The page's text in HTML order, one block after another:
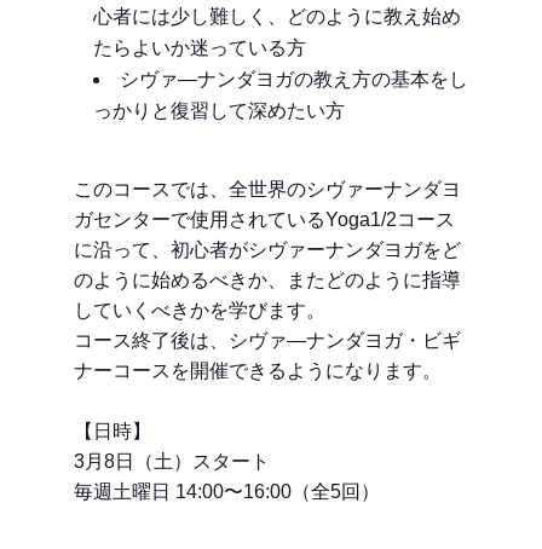
心者には少し難しく、どのように教え始め
たらよいか迷っている方
シヴァ―ナンダヨガの教え方の基本をし
っかりと復習して深めたい方
このコースでは、全世界のシヴァーナンダヨ
ガセンターで使用されているYoga1/2コース
に沿って、初心者がシヴァーナンダヨガをど
のように始めるべきか、またどのように指導
していくべきかを学びます。
コース終了後は、シヴァ―ナンダヨガ・ビギ
ナーコースを開催できるようになります。
【日時】
3月8日（土）スタート
毎週土曜日 14:00〜16:00（全5回）